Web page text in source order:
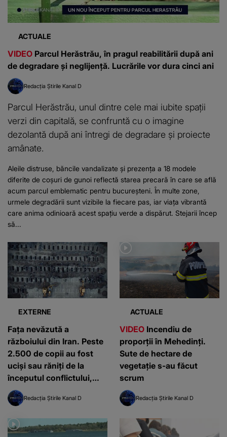
ACTUALE
VIDEO Parcul Herăstrău, în pragul reabilitării după ani
de degradare și neglijență. Lucrările vor dura cinci ani
Redacția Știrile Kanal D
Parcul Herăstrău, unul dintre cele mai iubite spații
verzi din capitală, se confruntă cu o imagine
dezolantă după ani întregi de degradare și proiecte
amânate.
Aleile distruse, băncile vandalizate și prezența a 18 modele
diferite de coșuri de gunoi reflectă starea precară în care se află
acum parcul emblematic pentru bucureșteni. În multe zone,
urmele degradării sunt vizibile la fiecare pas, iar viața vibrantă
care anima odinioară acest spațiu verde a dispărut. Stejarii încep
să...
EXTERNE
Fața nevăzută a
războiului din Iran. Peste
2.500 de copii au fost
uciși sau răniți de la
începutul conflictului,
potrivit UNICEF
Redacția Știrile Kanal D
ACTUALE
VIDEO Incendiu de
proporții în Mehedinți.
Sute de hectare de
vegetație s-au făcut
scrum
Redacția Știrile Kanal D